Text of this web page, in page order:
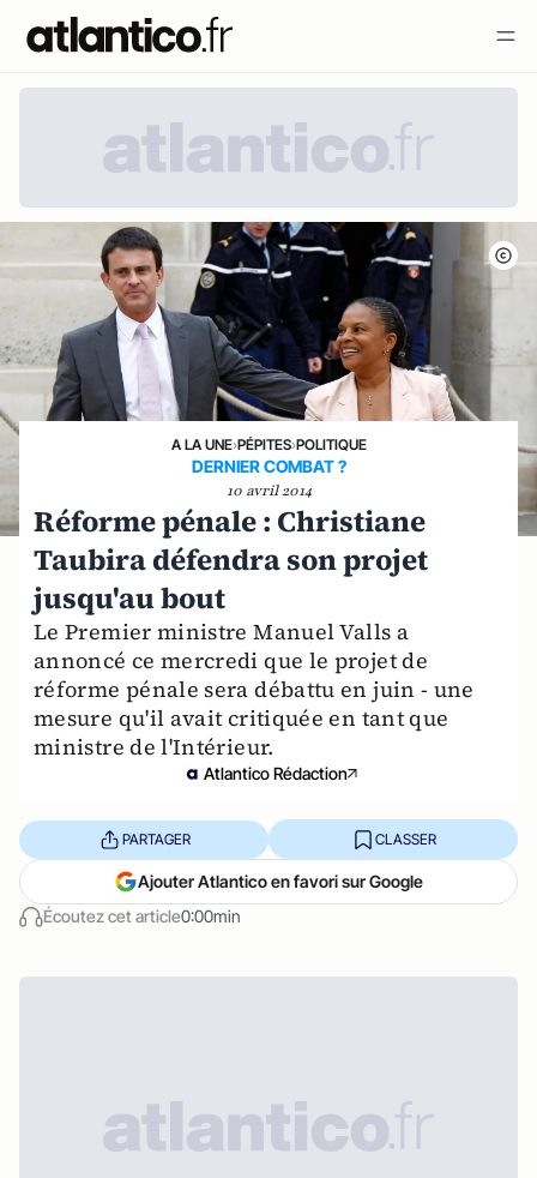
A LA UNE›PÉPITES›POLITIQUE
DERNIER COMBAT ?
10 avril 2014
Réforme pénale : Christiane
Taubira défendra son projet
jusqu'au bout
Le Premier ministre Manuel Valls a
annoncé ce mercredi que le projet de
réforme pénale sera débattu en juin - une
mesure qu'il avait critiquée en tant que
ministre de l'Intérieur.
Atlantico Rédaction
Écoutez cet article0:00min
PARTAGER CLASSER
Ajouter Atlantico en favori sur Google